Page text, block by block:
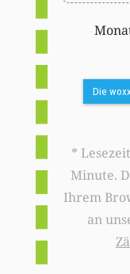
Die
*
Minute.
Ihrem
an